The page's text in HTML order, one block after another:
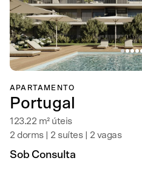
APARTAMENTO
Portugal
123.22 m² úteis
2 dorms | 2 suítes | 2 vagas
Sob Consulta